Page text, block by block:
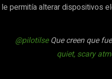
permitía alterar dispositivos
@pilotilseQue creen que
quiet, scary